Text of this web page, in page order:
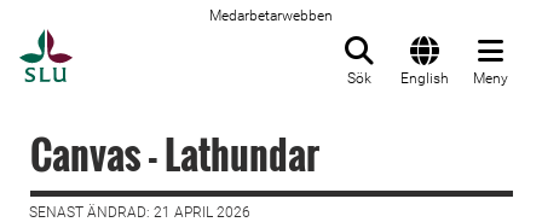
Medarbetarwebben
Sök English Meny
Canvas - Lathundar
SENAST ÄNDRAD: 21 APRIL 2026